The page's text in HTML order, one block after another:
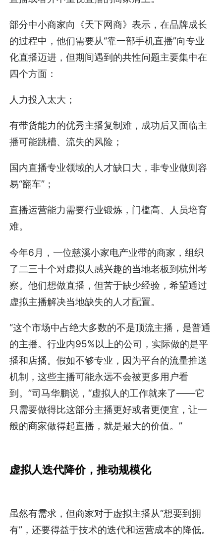
部分中小商家向《天下网商》表示，在品牌成长
的过程中，他们需要从“靠一部手机直播”向专业
化直播迈进，但期间遇到的共性问题主要集中在
四个方面：
人力投入太大；
有带货能力的优秀主播复制难，成功后又面临主
播可能跳槽、流失的风险；
国内直播专业领域的人才缺口大，非专业做则容
易“翻车”；
直播运营能力需要行业锻炼，门槛高、人员培育
难。
今年6月，一位慈溪小家电产业带的商家，组织
了二三十个对虚拟人感兴趣的当地老板到杭州考
察。他们想做直播，但苦于缺少经验，希望通过
虚拟主播解决当地缺失的人才配置。
“这个市场中占绝大多数的不是顶流主播，是普通
的主播。行业内95%以上的公司，实际做的是平
播和店播。假如不够专业，因为平台的流量推送
机制，这些主播可能永远不会被更多用户看
到。”司马华鹏说，“虚拟人的工作就来了——它
只需要做得比这部分主播更好或者更便宜，让一
般的商家做得起直播，就是最大的价值。”
虚拟人迭代降价，推动规模化
虽然有需求，但商家对于虚拟主播从“想要到拥
有”，还要得益于技术的迭代和运营成本的降低。